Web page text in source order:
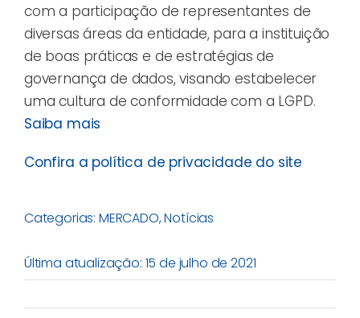
com a participação de representantes de
diversas áreas da entidade, para a instituição
de boas práticas e de estratégias de
governança de dados, visando estabelecer
uma cultura de conformidade com a LGPD.
Saiba mais
Confira a política de privacidade do site
Categorias: MERCADO,Notícias
Última atualização: 15 de julho de 2021